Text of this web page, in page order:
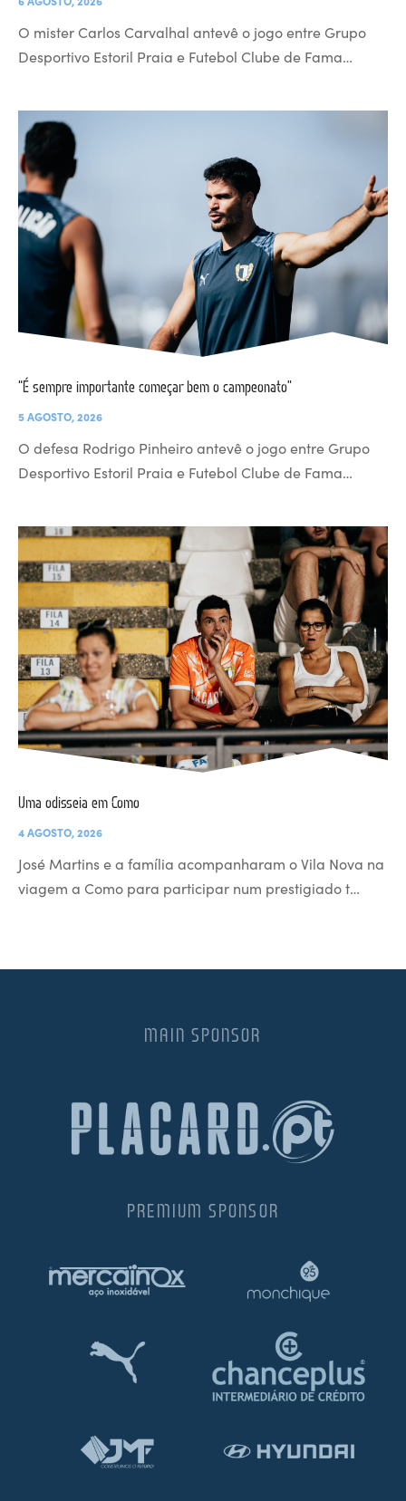
O mister Carlos Carvalhal antevê o jogo entre Grupo
Desportivo Estoril Praia e Futebol Clube de Fama…
“É sempre importante começar bem o campeonato”
5 AGOSTO, 2026
O defesa Rodrigo Pinheiro antevê o jogo entre Grupo
Desportivo Estoril Praia e Futebol Clube de Fama…
Uma odisseia em Como
4 AGOSTO, 2026
José Martins e a família acompanharam o Vila Nova na
viagem a Como para participar num prestigiado t…
MAIN SPONSOR
PREMIUM SPONSOR